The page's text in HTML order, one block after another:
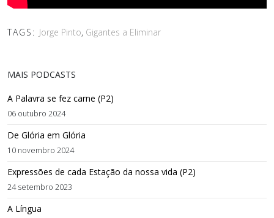
TAGS: Jorge Pinto, Gigantes a Eliminar
MAIS PODCASTS
A Palavra se fez carne (P2)
06 outubro 2024
De Glória em Glória
10 novembro 2024
Expressões de cada Estação da nossa vida (P2)
24 setembro 2023
A Língua